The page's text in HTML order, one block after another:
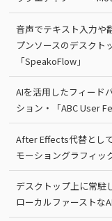
音声でテキスト入力や
プンソースのデスクト
「SpeakoFlow」
AIを活用したフィード
ション・「ABC User
After Effects代替とし
モーショングラフィッ
デスクトップ上に常駐
ローカルファーストな